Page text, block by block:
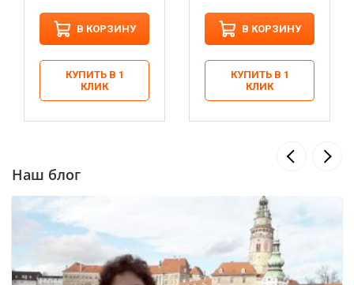
В КОРЗИНУ
КУПИТЬ В 1
КЛИК
В КОРЗИНУ
КУПИТЬ В 1
КЛИК
Наш блог